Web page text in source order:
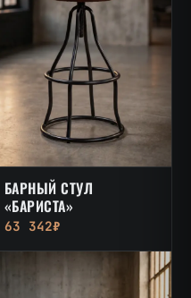
БАРНЫЙ СТУЛ
«БАРИСТА»
63 342₽